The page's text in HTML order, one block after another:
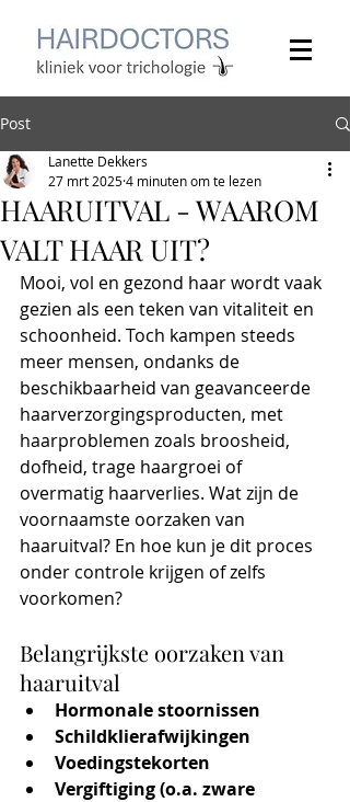
Post
HAARUITVAL - WAAROM
VALT HAAR UIT?
Lanette Dekkers
27 mrt 20254 minuten om te lezen
Mooi, vol en gezond haar wordt vaak
gezien als een teken van vitaliteit en
schoonheid. Toch kampen steeds
meer mensen, ondanks de
beschikbaarheid van geavanceerde
haarverzorgingsproducten, met
haarproblemen zoals broosheid,
dofheid, trage haargroei of
overmatig haarverlies. Wat zijn de
voornaamste oorzaken van
haaruitval? En hoe kun je dit proces
onder controle krijgen of zelfs
voorkomen?
Belangrijkste oorzaken van
haaruitval
Hormonale stoornissen
Schildklierafwijkingen
Voedingstekorten
Vergiftiging (o.a. zware